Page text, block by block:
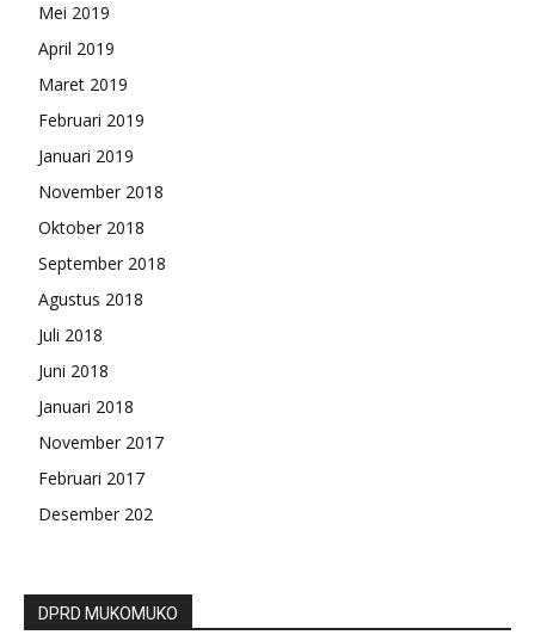
Mei 2019
April 2019
Maret 2019
Februari 2019
Januari 2019
November 2018
Oktober 2018
September 2018
Agustus 2018
Juli 2018
Juni 2018
Januari 2018
November 2017
Februari 2017
Desember 202
DPRD MUKOMUKO